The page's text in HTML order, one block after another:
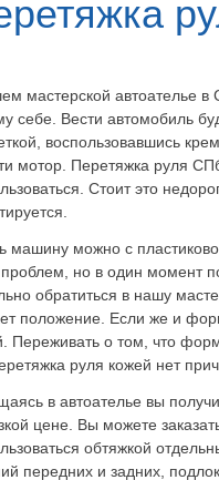
мастерской автоателье в
себе. Вести автомобиль
воспользовавшись
мотор. Перетяжка руля
Стоит это
машину можно с
проблем, но в один момент
обратиться в нашу
положение. Если же и
Переживать о том, что
руля кожей нет
в автоателье вы
цене. Вы можете
обтяжкой
передних и задних,